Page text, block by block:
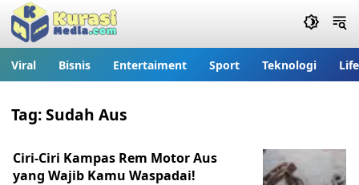
Viral Bisnis Entertaiment Sport Teknologi
Tag:Sudah Aus
Ciri-Ciri Kampas Rem Motor Aus
yang Wajib Kamu Waspadai!